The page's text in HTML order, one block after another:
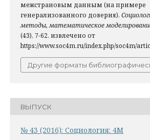
межстрановым данным (на примере
генерализованного доверия).
методы, математическое
(43), 7-62. извлечено от
https://www.soc4m.ru/index.php/soc4m/
Другие форматы
ВЫПУСК
№ 43 (2016): Социология: 4М